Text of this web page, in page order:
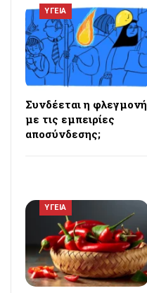
ΥΓΕΙΑ
Συνδέεται η φλεγμονή
με τις εμπειρίες
αποσύνδεσης;
ΥΓΕΙΑ